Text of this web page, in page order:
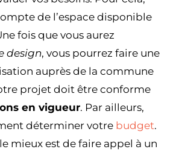
de l’espace disponible
fois que vous aurez
design, vous pourrez faire une
auprès de la commune
projet doit être conforme
en vigueur. Par ailleurs,
déterminer votre budget.
mieux est de faire appel à un